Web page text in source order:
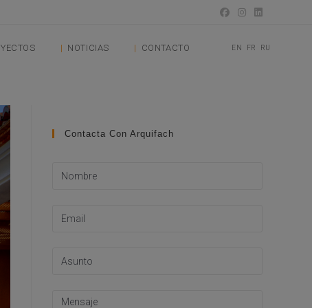
NOTICIAS CONTACTO EN FR RU
Contacta Con Arquifach